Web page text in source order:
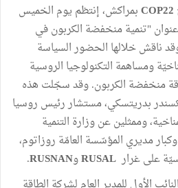
COP22بمراكش،إنتظم يوم الخميس
عنوان "تنميةمنخفضة الكربونفي
ناقشخلالها الحضورالسياسة
ومساهمة التكنولوجيا الروسية
منخفضة الكربون.وقدسجّلت هذه
بدريتسكي،مستشاررئيس روسيا
وممثلينعنوزارة التنمية
وكبارمديري المؤسّسة العامّة روزاتوم،
علىغرار RUSALوRUSNAN
.